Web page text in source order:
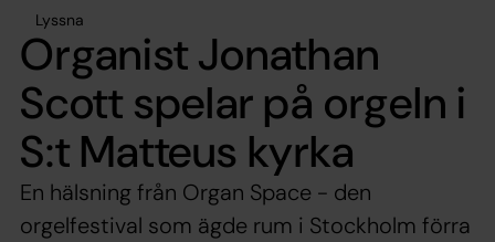
Lyssna
Organist Jonathan
Scott spelar på orgeln i
S:t Matteus kyrka
En hälsning från Organ Space - den
orgelfestival som ägde rum i Stockholm förra